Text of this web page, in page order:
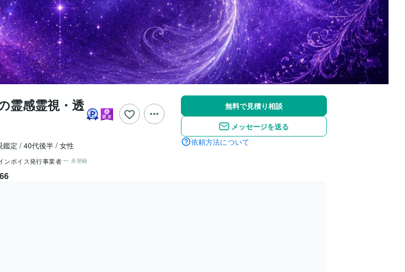
霊感霊視・透
鑑定 40代後半 女性
ンボイス発行事業者 未登録
無料で見積り相談
メッセージを送る
依頼方法について